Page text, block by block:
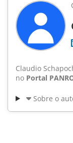
Claudio
no Portal
Sobre o